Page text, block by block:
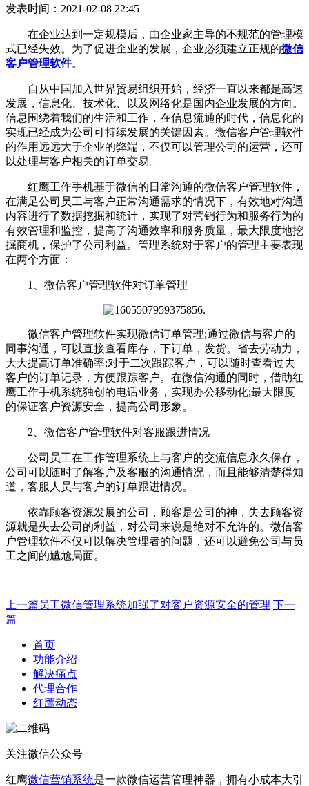
发表时间：2021-02-08 22:45
在企业达到一定规模后，由企业家主导的不规范的管理模
式已经失效。为了促进企业的发展，企业必须建立正规的微信
客户管理软件。
自从中国加入世界贸易组织开始，经济一直以来都是高速
发展，信息化、技术化、以及网络化是国内企业发展的方向。
信息围绕着我们的生活和工作，在信息流通的时代，信息化的
实现已经成为公司可持续发展的关键因素。微信客户管理软件
的作用远远大于企业的弊端，不仅可以管理公司的运营，还可
以处理与客户相关的订单交易。
红鹰工作手机基于微信的日常沟通的微信客户管理软件，
在满足公司员工与客户正常沟通需求的情况下，有效地对沟通
内容进行了数据挖掘和统计，实现了对营销行为和服务行为的
有效管理和监控，提高了沟通效率和服务质量，最大限度地挖
掘商机，保护了公司利益。管理系统对于客户的管理主要表现
在两个方面：
1、微信客户管理软件对订单管理
微信客户管理软件实现微信订单管理;通过微信与客户的
同事沟通，可以直接查看库存，下订单，发货。省去劳动力，
大大提高订单准确率;对于二次跟踪客户，可以随时查看过去
客户的订单记录，方便跟踪客户。在微信沟通的同时，借助红
鹰工作手机系统独创的电话业务，实现办公移动化;最大限度
的保证客户资源安全，提高公司形象。
2、微信客户管理软件对客服跟进情况
公司员工在工作管理系统上与客户的交流信息永久保存，
公司可以随时了解客户及客服的沟通情况，而且能够清楚得知
道，客服人员与客户的订单跟进情况。
依靠顾客资源发展的公司，顾客是公司的神，失去顾客资
源就是失去公司的利益，对公司来说是绝对不允许的。微信客
户管理软件不仅可以解决管理者的问题，还可以避免公司与员
工之间的尴尬局面。
上一篇 员工微信管理系统加强了对客户资源安全的管理 下一
篇
首页
功能介绍
解决痛点
代理合作
红鹰动态
关注微信公众号
红鹰微信营销系统是一款微信运营管理神器，拥有小成本大引